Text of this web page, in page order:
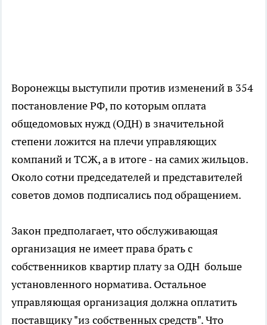
Воронежцы выступили против изменений в 354
постановление РФ, по которым оплата
общедомовых нужд (ОДН) в значительной
степени ложится на плечи управляющих
компаний и ТСЖ, а в итоге - на самих жильцов.
Около сотни председателей и представителей
советов домов подписались под обращением.
Закон предполагает, что обслуживающая
организация не имеет права брать с
собственников квартир плату за ОДН больше
установленного норматива. Остальное
управляющая организация должна оплатить
поставщику "из собственных средств". Что